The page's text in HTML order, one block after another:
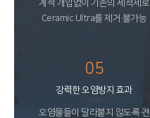
계적 개입없이 기존의 세척제로
Ceramic Ultra를 제거 불가능
05
강력한 오염방지 효과
오염물들이 달라붙지 않도록 견